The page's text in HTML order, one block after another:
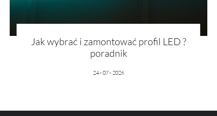
Jak wybrać i zamontować profil LED ?
poradnik
24 - 07 - 2026